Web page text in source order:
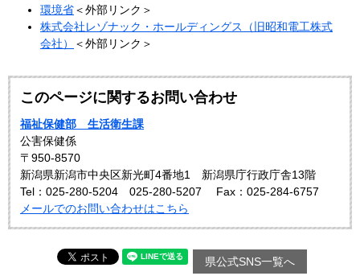
環境省＜外部リンク＞
株式会社レゾナック・ホールディングス（旧昭和電工株式
会社）
＜外部リンク＞
このページに関するお問い合わせ
福祉保健部 生活衛生課
公害保健係
〒950-8570
新潟県新潟市中央区新光町4番地1 新潟県庁行政庁舎13階
Tel：025-280-5204 025-280-5207
Fax：025-284-6757
メールでのお問い合わせはこちら
県公式SNS一覧へ